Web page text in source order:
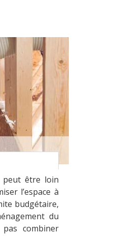
peut être loin
l’espace à
budgétaire,
du
combiner